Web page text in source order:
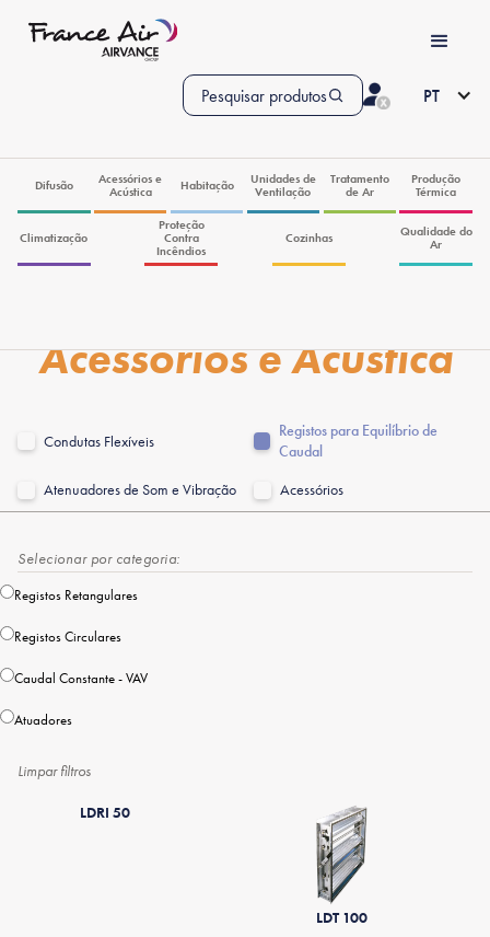
Pesquisar produtos PT
Difusão
Acessórios e
Acústica
Habitação
Unidades de
Ventilação
Tratamento
de Ar
Produção
Térmica
Climatização
Proteção
Contra
Incêndios
Cozinhas
Qualidade do
Ar
Acessórios e Acústica
Condutas Flexíveis
Registos para Equilíbrio de
Caudal
Atenuadores de Som e Vibração Acessórios
Selecionar por categoria:
Registos Retangulares
Registos Circulares
Caudal Constante - VAV
Atuadores
Limpar filtros
LDRI 50
LDT 100